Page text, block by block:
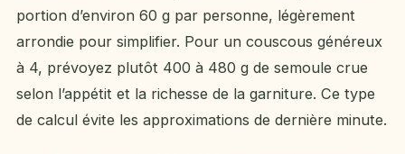
portion d’environ 60 g par personne, légèrement
arrondie pour simplifier. Pour un couscous généreux
à 4, prévoyez plutôt 400 à 480 g de semoule crue
selon l’appétit et la richesse de la garniture. Ce type
de calcul évite les approximations de dernière minute.